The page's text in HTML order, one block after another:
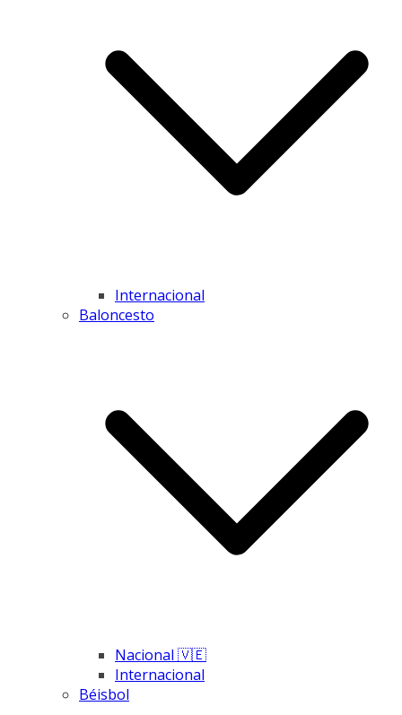
Internacional
Baloncesto
Nacional 🇻🇪
Internacional
Béisbol